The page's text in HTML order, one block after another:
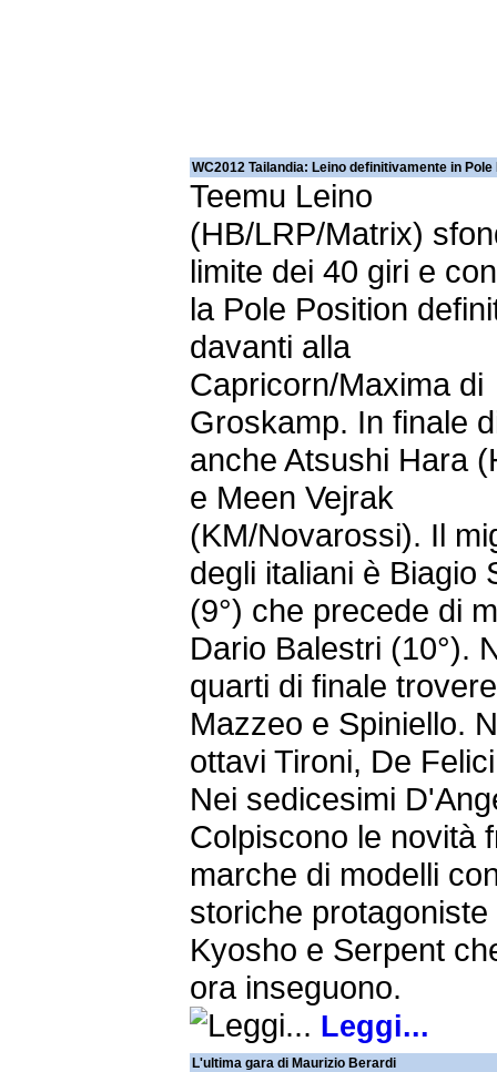
WC2012 Tailandia: Leino definitivamente in Pole
Teemu Leino
(HB/LRP/Matrix)
limite dei 40 giri e
la Pole Position
davanti alla
Capricorn/Maxima di
Groskamp. In finale
anche Atsushi Hara
e Meen Vejrak
(KM/Novarossi). Il
degli italiani è Biagio
(9°) che precede di
Dario Balestri (10°).
quarti di finale
Mazzeo e Spiniello.
ottavi Tironi, De
Nei sedicesimi
Colpiscono le novità
marche di modelli
storiche protagoniste
Kyosho e Serpent
ora inseguono.
Leggi...
L'ultima gara di Maurizio Berardi